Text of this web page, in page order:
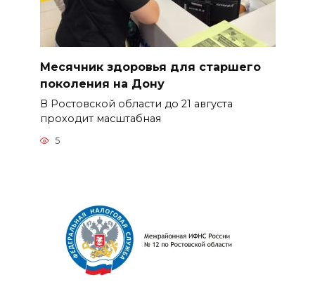
Месячник здоровья для старшего
поколения на Дону
В Ростовской области до 21 августа
проходит масштабная
5